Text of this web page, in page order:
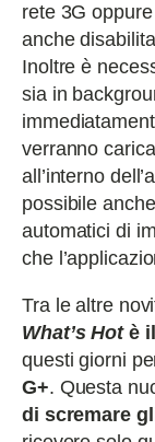
rete 3G
anche
Inoltre è
sia in
verranno
all’interno
possibile
automatici di
che
Tra le altre
What’s Hotè
questi giorni
G+. Questa
di scremare